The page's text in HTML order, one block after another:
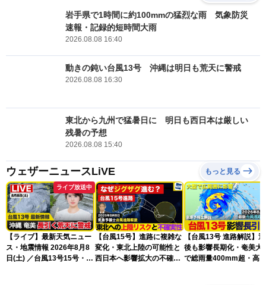
岩手県で1時間に約100mmの猛烈な雨 気象防災
速報・記録的短時間大雨
2026.08.08 16:40
動きの鈍い台風13号 沖縄は明日も荒天に警戒
2026.08.08 16:30
東北から九州で猛暑日に 明日も西日本は厳しい
残暑の予想
2026.08.08 15:40
ウェザーニュースLiVE もっと見る
ライブ放送中
【ライブ】最新天気ニュー
ス・地震情報 2026年8月8
日(土) ／台風13号15号・ゲ
【台風15号】進路に複雑な
変化・東北上陸の可能性と
西日本へ影響拡大の不確実
【台風13号 進路解説】
後も影響長期化・奄美大
で総雨量400mm超・高波